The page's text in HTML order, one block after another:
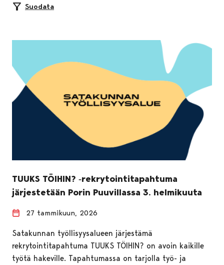
Suodata
TUUKS TÖIHIN? ‑rekrytointitapahtuma
järjestetään Porin Puuvillassa 3. helmikuuta
27 tammikuun, 2026
Satakunnan työllisyysalueen järjestämä
rekrytointitapahtuma TUUKS TÖIHIN? on avoin kaikille
työtä hakeville. Tapahtumassa on tarjolla työ- ja